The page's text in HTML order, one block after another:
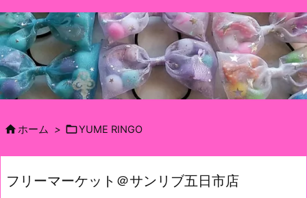

前へ

次へ

ホーム > YUME RINGO
フリーマーケット＠サンリブ五日市店